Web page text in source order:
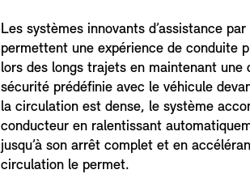
Les systèmes innovants d’assistance
permettent une expérience de conduite
lors des longs trajets en maintenant une
sécurité prédéfinie avec le véhicule
la circulation est dense, le système
conducteur en ralentissant
jusqu’à son arrêt complet et en
circulation le permet.